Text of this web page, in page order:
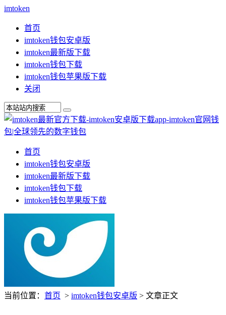
imtoken
首页
imtoken钱包安卓版
imtoken最新版下载
imtoken钱包下载
imtoken钱包苹果版下载
关闭
首页
imtoken钱包安卓版
imtoken最新版下载
imtoken钱包下载
imtoken钱包苹果版下载
当前位置： 首页 > imtoken钱包安卓版 > 文章正文